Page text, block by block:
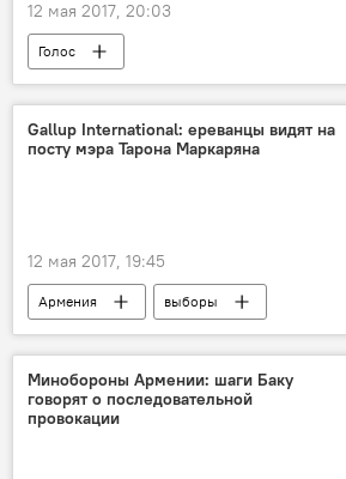
12 мая 2017, 20:03
Голос
Gallup International: ереванцы видят на
посту мэра Тарона Маркаряна
12 мая 2017, 19:45
Армения
выборы
Совет старейшин
Минобороны Армении: шаги Баку
говорят о последовательной
провокации